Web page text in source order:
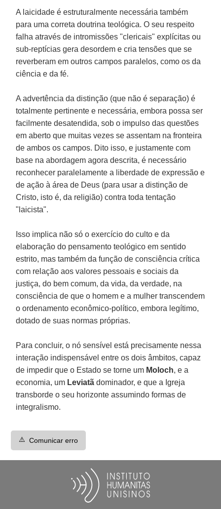
A laicidade é estruturalmente necessária também
para uma correta doutrina teológica. O seu respeito
falha através de intromissões "clericais" explícitas ou
sub-reptícias gera desordem e cria tensões que se
reverberam em outros campos paralelos, como os da
ciência e da fé.
A advertência da distinção (que não é separação) é
totalmente pertinente e necessária, embora possa ser
facilmente desatendida, sob o impulso das questões
em aberto que muitas vezes se assentam na fronteira
de ambos os campos. Dito isso, e justamente com
base na abordagem agora descrita, é necessário
reconhecer paralelamente a liberdade de expressão e
de ação à área de Deus (para usar a distinção de
Cristo, isto é, da religião) contra toda tentação
"laicista".
Isso implica não só o exercício do culto e da
elaboração do pensamento teológico em sentido
estrito, mas também da função de consciência crítica
com relação aos valores pessoais e sociais da
justiça, do bem comum, da vida, da verdade, na
consciência de que o homem e a mulher transcendem
o ordenamento econômico-político, embora legítimo,
dotado de suas normas próprias.
Para concluir, o nó sensível está precisamente nessa
interação indispensável entre os dois âmbitos, capaz
de impedir que o Estado se torne um Moloch, e a
economia, um Leviatãdominador, e que a Igreja
transborde o seu horizonte assumindo formas de
integralismo.
⚠️ Comunicar erro